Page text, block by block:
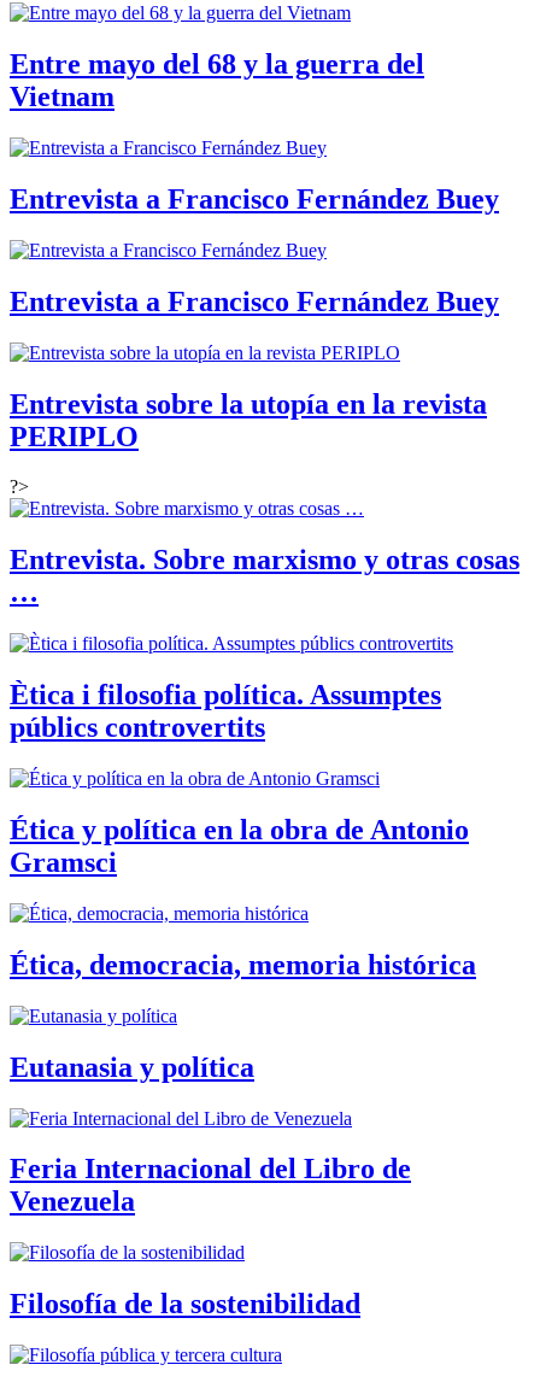
Entre mayo del 68 y la guerra del
Vietnam
Entrevista a Francisco Fernández Buey
Entrevista a Francisco Fernández Buey
Entrevista sobre la utopía en la revista
PERIPLO
?>
Entrevista. Sobre marxismo y otras cosas
…
Ètica i filosofia política. Assumptes
públics controvertits
Ética y política en la obra de Antonio
Gramsci
Ética, democracia, memoria histórica
Eutanasia y política
Feria Internacional del Libro de
Venezuela
Filosofía de la sostenibilidad